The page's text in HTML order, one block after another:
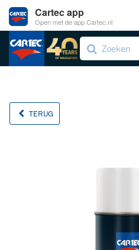
TERUG
Cartec app
Open met de app Cartec.nl